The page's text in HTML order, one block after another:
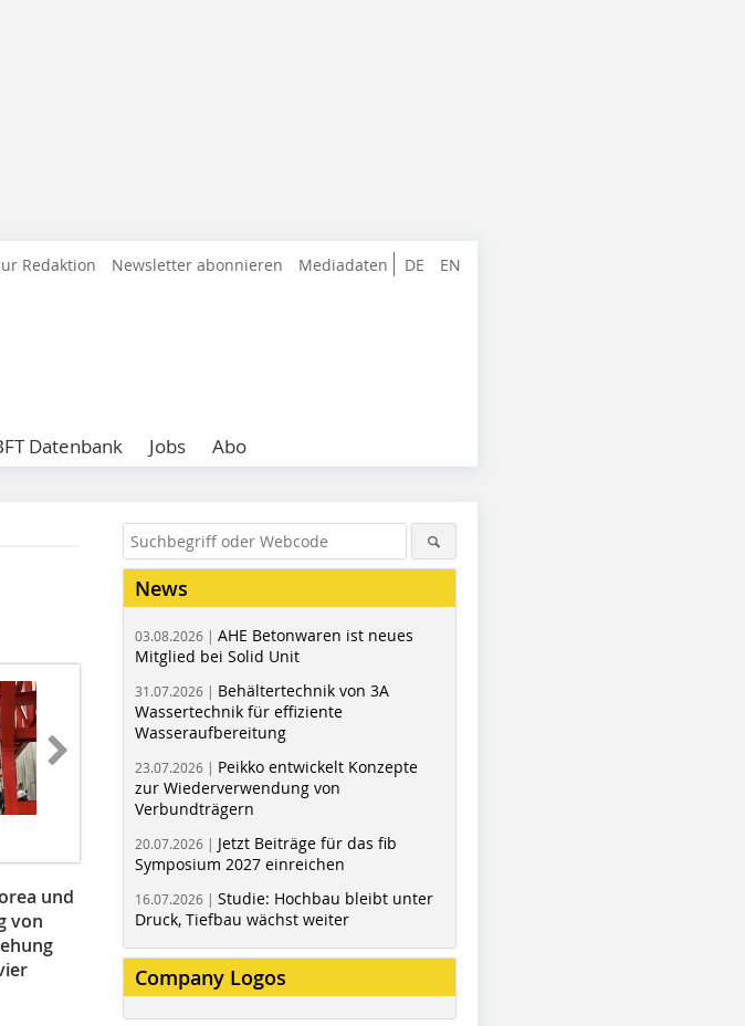
DE EN
Redaktion Newsletter abonnieren Mediadaten
Datenbank Jobs Abo
und
von
News
03.08.2026 | AHE Betonwaren ist neues
Mitglied bei Solid Unit
31.07.2026 | Behältertechnik von 3A
Wassertechnik für effiziente
Wasseraufbereitung
23.07.2026 | Peikko entwickelt Konzepte
zur Wiederverwendung von
Verbundträgern
20.07.2026 | Jetzt Beiträge für das fib
Symposium 2027 einreichen
16.07.2026 | Studie: Hochbau bleibt unter
Druck, Tiefbau wächst weiter
Company Logos